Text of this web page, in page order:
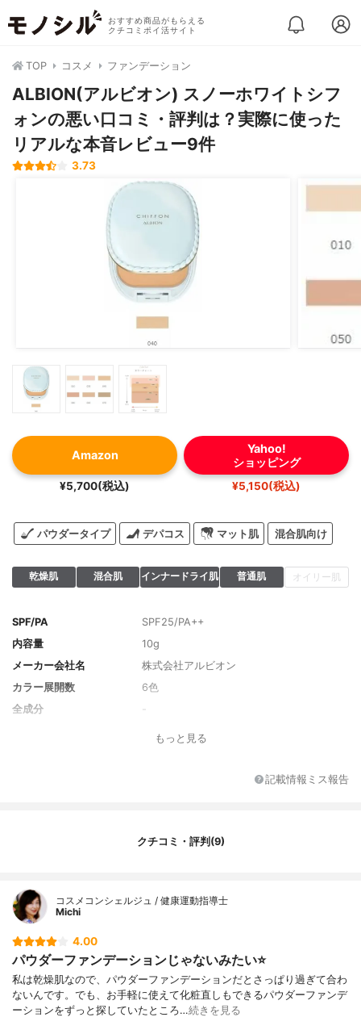
おすすめ商品がもらえる
クチコミポイ活サイト
TOP コスメ ファンデーション
ALBION(アルビオン) スノーホワイトシフ
ォンの悪い口コミ・評判は？実際に使った
リアルな本音レビュー9件
3.73
Amazon
¥5,700(税込)
Yahoo!
ショッピング
¥5,150(税込)
パウダータイプ デパコス マット肌 混合肌向け
乾燥肌 混合肌 インナードライ肌 普通肌 オイリー肌
SPF/PA
SPF25/PA++
内容量
10g
メーカー会社名
株式会社アルビオン
カラー展開数
6色
全成分
もっと見る
記載情報ミス報告
クチコミ・評判(9)
コスメコンシェルジュ / 健康運動指導士
Michi
4.00
パウダーファンデーションじゃないみたい⭐️
私は乾燥肌なので、パウダーファンデーションだとさっぱり過ぎて合わ
ないんです。でも、お手軽に使えて化粧直しもできるパウダーファンデ
ーションをずっと探していたところ…続きを見る